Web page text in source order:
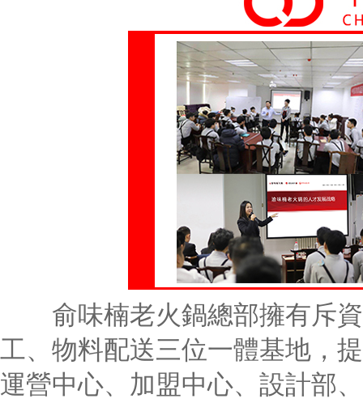
俞味楠老火鍋總部擁有斥資
工、物料配送三位一體基地，
運營中心、加盟中心、設計部